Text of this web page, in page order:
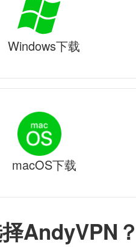
AndyVPN？
Windows下载
macOS下载